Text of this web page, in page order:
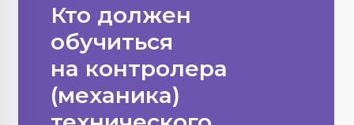
Кто должен
обучиться
на контролера
(механика)